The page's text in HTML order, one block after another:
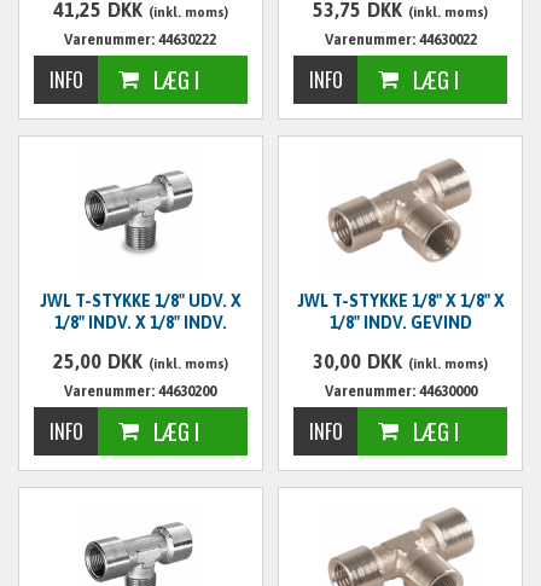
41,25 DKK (inkl. moms)
Varenummer: 44630222
53,75 DKK (inkl. moms)
Varenummer: 44630022
JWL T-STYKKE 1/8" UDV. X
1/8" INDV. X 1/8" INDV.
25,00 DKK (inkl. moms)
Varenummer: 44630200
JWL T-STYKKE 1/8" X 1/8" X
1/8" INDV. GEVIND
30,00 DKK (inkl. moms)
Varenummer: 44630000